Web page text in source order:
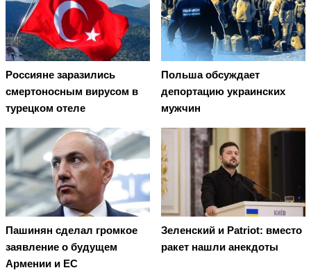
Россияне заразились
смертоносным вирусом в
турецком отеле
Польша обсуждает
депортацию украинских
мужчин
Пашинян сделал громкое
заявление о будущем
Армении и ЕС
Зеленский и Patriot: вместо
ракет нашли анекдоты